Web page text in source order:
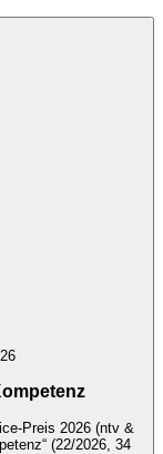
Preis 2026 (ntv &
(22/2026, 34